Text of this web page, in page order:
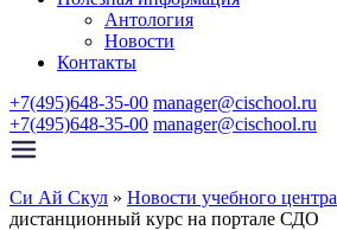
Антология
Новости
Контакты
+7(495)648-35-00 manager@cischool.ru
+7(495)648-35-00 manager@cischool.ru
Си Ай Скул » Новости учебного центра
дистанционный курс на портале СДО